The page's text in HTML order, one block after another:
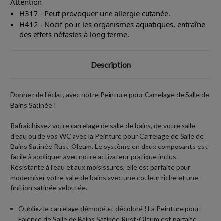
H317 - Peut provoquer une allergie cutanée.
H412 - Nocif pour les organismes aquatiques, entraîne
des effets néfastes à long terme.
Description
Donnez de l'éclat, avec notre Peinture pour Carrelage de Salle de
Bains Satinée !
Rafraichissez votre carrelage de salle de bains, de votre salle
d'eau ou de vos WC avec la Peinture pour Carrelage de Salle de
Bains Satinée Rust-Oleum. Le système en deux composants est
facile à appliquer avec notre activateur pratique inclus.
Résistante à l'eau et aux moisissures, elle est parfaite pour
moderniser votre salle de bains avec une couleur riche et une
finition satinée veloutée.
Oubliez le carrelage démodé et décoloré ! La Peinture pour
Faïence de Salle de Bains Satinée Rust-Oleum est parfaite